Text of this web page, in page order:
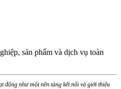
sản phẩm và dịch vụ toàn
động như một nền tảng kết nối và giới thiệu